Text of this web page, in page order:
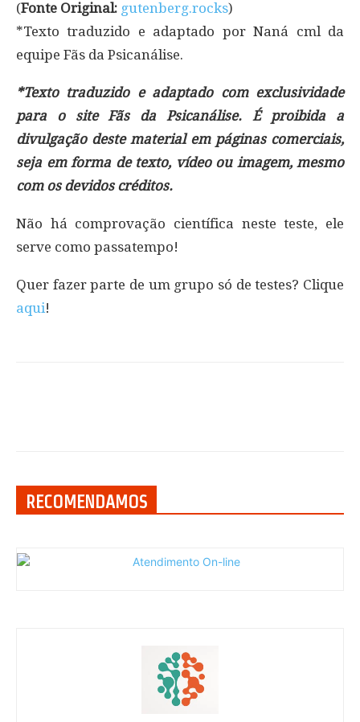
(Fonte Original: gutenberg.rocks)
*Texto traduzido e adaptado por Naná cml da
equipe Fãs da Psicanálise.
*Texto traduzido e adaptado com exclusividade
para o site Fãs da Psicanálise. É proibida a
divulgação deste material em páginas comerciais,
seja em forma de texto, vídeo ou imagem, mesmo
com os devidos créditos.
Não há comprovação científica neste teste, ele
serve como passatempo!
Quer fazer parte de um grupo só de testes? Clique
aqui!
RECOMENDAMOS